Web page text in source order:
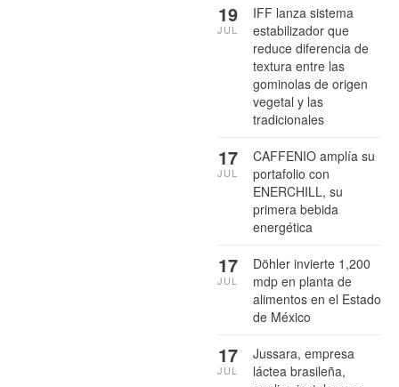
IFF lanza sistema
estabilizador que
reduce diferencia de
textura entre las
gominolas de origen
vegetal y las
tradicionales
19
JUL
CAFFENIO amplía su
portafolio con
ENERCHILL, su
primera bebida
energética
17
JUL
Döhler invierte 1,200
mdp en planta de
alimentos en el Estado
de México
17
JUL
Jussara, empresa
láctea brasileña,
17
JUL